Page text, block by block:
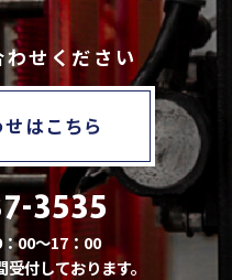
せください
はこちら
3535
：00～17：00
付しております。